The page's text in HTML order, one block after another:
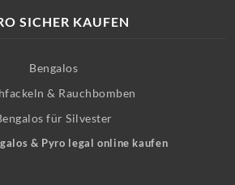
SICHER KAUFEN
Bengalos
& Rauchbomben
für Silvester
& Pyro legal online kaufen